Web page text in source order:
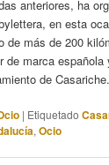
anteriores, ha
en esta
de más de 200
de marca española
de
| Etiquetado
,Ocio